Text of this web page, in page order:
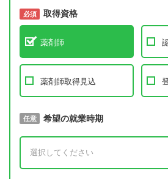
必須 取得資格
薬剤師
薬剤師取得見込
必須 取得予定年
任意 希望の就業時期